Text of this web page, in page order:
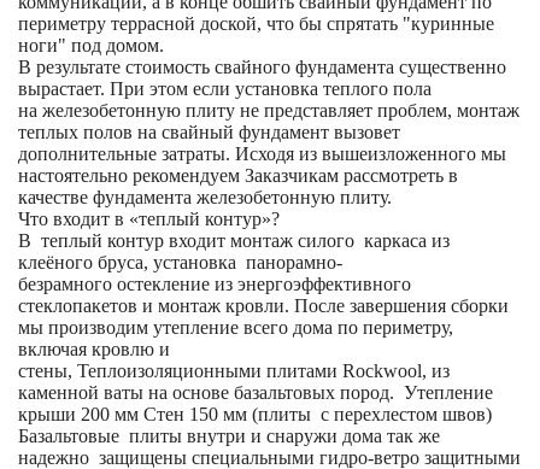
периметру террасной доской, что бы спрятать "куринные
ноги" под домом.
В результате стоимость свайного фундамента существенно
вырастает. При этом если установка теплого пола
на железобетонную плиту не представляет проблем, монтаж
теплых полов на свайный фундамент вызовет
дополнительные затраты. Исходя из вышеизложенного мы
настоятельно рекомендуем Заказчикам рассмотреть в
качестве фундамента железобетонную плиту.
Что входит в «теплый контур»?
В теплый контур входит монтаж силого каркаса из
клеёного бруса, установка панорамно-
безрамного остекление из энергоэффективного
стеклопакетов и монтаж кровли. После завершения сборки
мы производим утепление всего дома по периметру,
включая кровлю и
стены, Теплоизоляционными плитами Rockwool, из
каменной ваты на основе базальтовых пород. Утепление
крыши 200 мм Стен 150 мм (плиты с перехлестом швов)
Базальтовые плиты внутри и снаружи дома так же
надежно защищены специальными гидро-ветро защитными